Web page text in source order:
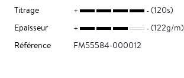
Titrage
(120s)
Epaisseur
(122g/m)
Référence
FM55584-000012